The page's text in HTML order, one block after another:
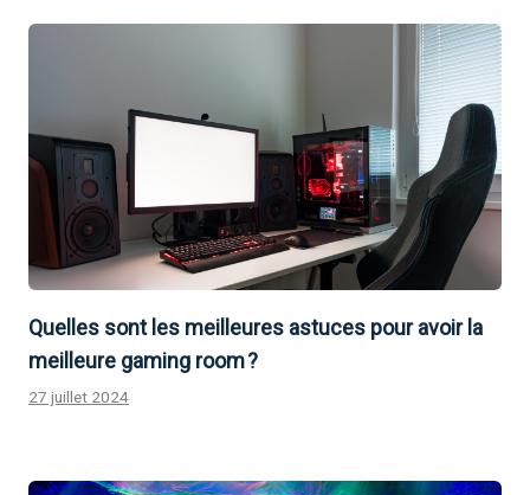
Quelles sont les meilleures astuces pour avoir la
meilleure gaming room ?
27 juillet 2024